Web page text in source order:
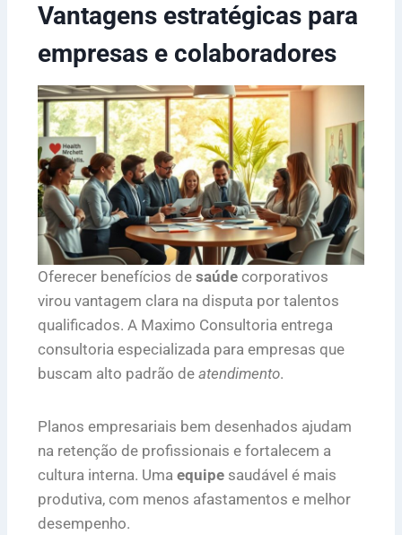
Vantagens estratégicas para
empresas e colaboradores
Oferecer benefícios de saúde corporativos
virou vantagem clara na disputa por talentos
qualificados. A Maximo Consultoria entrega
consultoria especializada para empresas que
buscam alto padrão de atendimento.
Planos empresariais bem desenhados ajudam
na retenção de profissionais e fortalecem a
cultura interna. Uma equipe saudável é mais
produtiva, com menos afastamentos e melhor
desempenho.